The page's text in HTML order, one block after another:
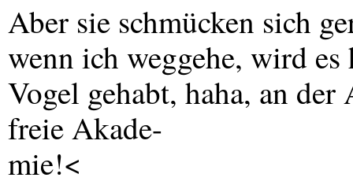
Aber sie schmücken sich
wenn ich weggehe, wird
Vogel gehabt, haha, an
freie Akade-
mie!<